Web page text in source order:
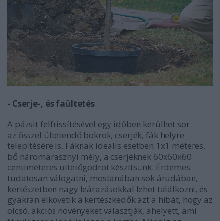
- Cserje-, és faültetés
A pázsit felfrissítésével egy időben kerülhet sor
az ősszel ültetendő bokrok, cserjék, fák helyre
telepítésére is. Fáknak ideális esetben 1x1 méteres,
bő háromarasznyi mély, a cserjéknek 60x60x60
centiméteres ültetőgödröt készítsünk. Érdemes
tudatosan válogatni, mostanában sok árudában,
kertészetben nagy leárazásokkal lehet találkozni, és
gyakran elkövetik a kertészkedők azt a hibát, hogy az
olcsó, akciós növényeket választják, ahelyett, ami